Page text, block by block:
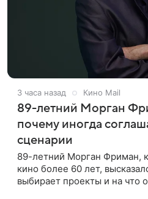
3 часа назад Кино Mail
89-летний Морган
почему иногда
сценарии
89-летний Морган Фриман,
кино более 60 лет,
выбирает проекты и на что